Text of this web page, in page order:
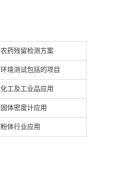
农药残留检测方案
环境测试包括的项目
化工及工业品应用
固体密度计应用
粉体行业应用